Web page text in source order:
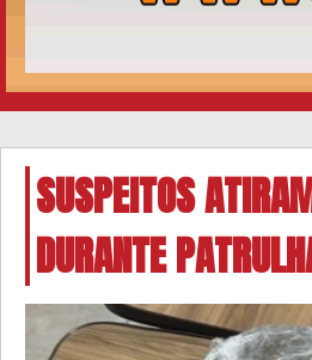
SUSPEITOS
DURANTE